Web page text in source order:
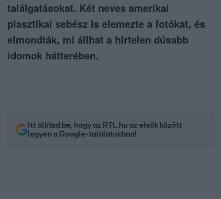
találgatásokat. Két neves amerikai
plasztikai sebész is elemezte a fotókat, és
elmondták, mi állhat a hirtelen dúsabb
idomok hátterében.
Itt állítsd be, hogy az RTL.hu az elsők között
legyen a Google-találatokban!